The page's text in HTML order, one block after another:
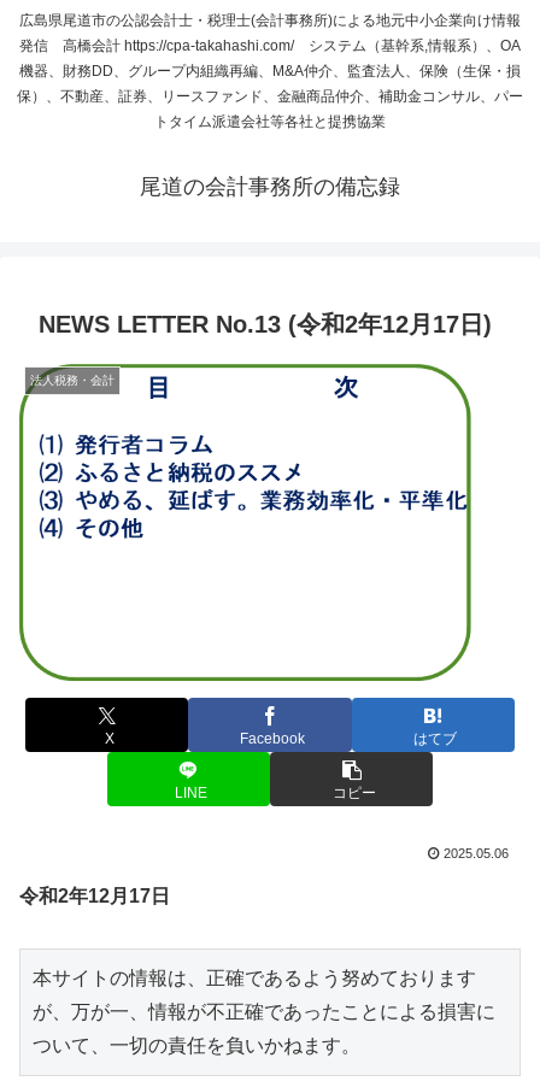
広島県尾道市の公認会計士・税理士(会計事務所)による地元中小企業向け情報
発信 高橋会計 https://cpa-takahashi.com/ システム（基幹系,情報系）、OA
機器、財務DD、グループ内組織再編、M&A仲介、監査法人、保険（生保・損
保）、不動産、証券、リースファンド、金融商品仲介、補助金コンサル、パー
トタイム派遣会社等各社と提携協業
尾道の会計事務所の備忘録
NEWS LETTER No.13 (令和2年12月17日)
法人税務・会計
X Facebook はてブ
LINE コピー
2025.05.06
令和2年12月17日
本サイトの情報は、正確であるよう努めております
が、万が一、情報が不正確であったことによる損害に
ついて、一切の責任を負いかねます。